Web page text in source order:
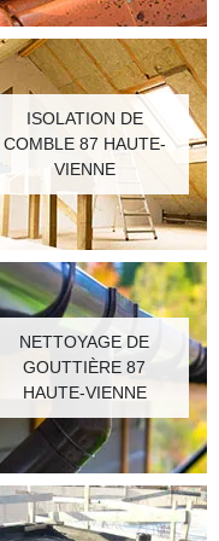
ISOLATION DE
COMBLE 87 HAUTE-
VIENNE
NETTOYAGE DE
GOUTTIÈRE 87
HAUTE-VIENNE